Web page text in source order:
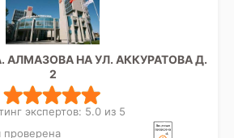
АЛМАЗОВА НА УЛ. АККУРАТОВА Д.
2
экспертов: 5.0 из 5
проверена